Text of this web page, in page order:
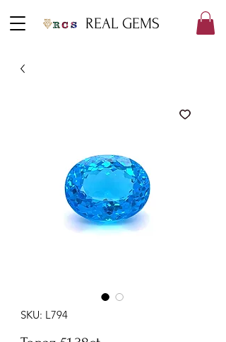
REAL GEMS
SKU: L794